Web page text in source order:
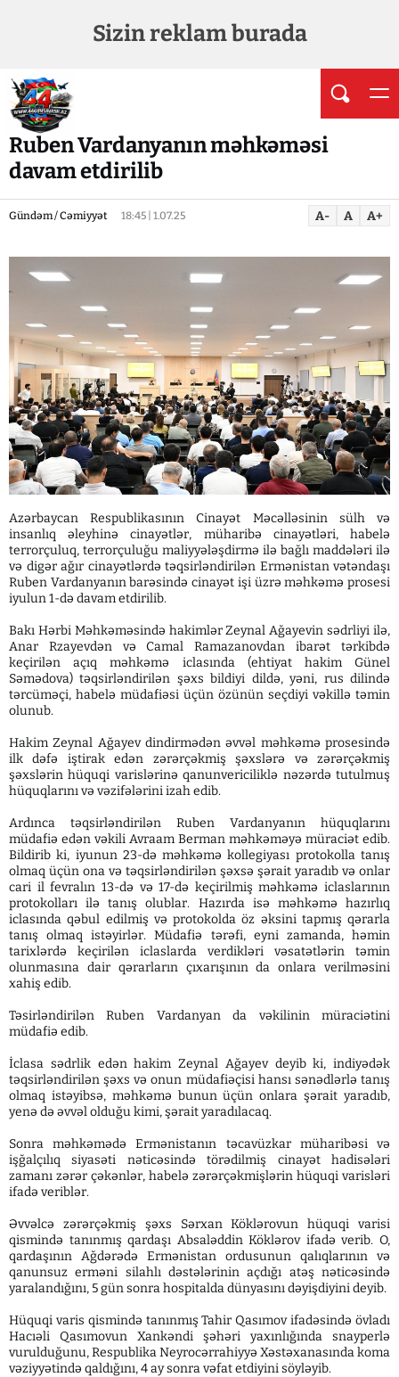
Sizin reklam burada
Ruben Vardanyanın məhkəməsi
davam etdirilib
Gündəm / Cəmiyyət 18:45 | 1.07.25 A- A A+
Azərbaycan Respublikasının Cinayət Məcəlləsinin sülh və
insanlıq əleyhinə cinayətlər, müharibə cinayətləri, habelə
terrorçuluq, terrorçuluğu maliyyələşdirmə ilə bağlı maddələri ilə
və digər ağır cinayətlərdə təqsirləndirilən Ermənistan vətəndaşı
Ruben Vardanyanın barəsində cinayət işi üzrə məhkəmə prosesi
iyulun 1-də davam etdirilib.
Bakı Hərbi Məhkəməsində hakimlər Zeynal Ağayevin sədrliyi ilə,
Anar Rzayevdən və Camal Ramazanovdan ibarət tərkibdə
keçirilən açıq məhkəmə iclasında (ehtiyat hakim Günel
Səmədova) təqsirləndirilən şəxs bildiyi dildə, yəni, rus dilində
tərcüməçi, habelə müdafiəsi üçün özünün seçdiyi vəkillə təmin
olunub.
Hakim Zeynal Ağayev dindirmədən əvvəl məhkəmə prosesində
ilk dəfə iştirak edən zərərçəkmiş şəxslərə və zərərçəkmiş
şəxslərin hüquqi varislərinə qanunvericiliklə nəzərdə tutulmuş
hüquqlarını və vəzifələrini izah edib.
Ardınca təqsirləndirilən Ruben Vardanyanın hüquqlarını
müdafiə edən vəkili Avraam Berman məhkəməyə müraciət edib.
Bildirib ki, iyunun 23-də məhkəmə kollegiyası protokolla tanış
olmaq üçün ona və təqsirləndirilən şəxsə şərait yaradıb və onlar
cari il fevralın 13-də və 17-də keçirilmiş məhkəmə iclaslarının
protokolları ilə tanış olublar. Hazırda isə məhkəmə hazırlıq
iclasında qəbul edilmiş və protokolda öz əksini tapmış qərarla
tanış olmaq istəyirlər. Müdafiə tərəfi, eyni zamanda, həmin
tarixlərdə keçirilən iclaslarda verdikləri vəsatətlərin təmin
olunmasına dair qərarların çıxarışının da onlara verilməsini
xahiş edib.
Təsirləndirilən Ruben Vardanyan da vəkilinin müraciətini
müdafiə edib.
İclasa sədrlik edən hakim Zeynal Ağayev deyib ki, indiyədək
təqsirləndirilən şəxs və onun müdafiəçisi hansı sənədlərlə tanış
olmaq istəyibsə, məhkəmə bunun üçün onlara şərait yaradıb,
yenə də əvvəl olduğu kimi, şərait yaradılacaq.
Sonra məhkəmədə Ermənistanın təcavüzkar müharibəsi və
işğalçılıq siyasəti nəticəsində törədilmiş cinayət hadisələri
zamanı zərər çəkənlər, habelə zərərçəkmişlərin hüquqi varisləri
ifadə veriblər.
Əvvəlcə zərərçəkmiş şəxs Sərxan Köklərovun hüquqi varisi
qismində tanınmış qardaşı Absaləddin Köklərov ifadə verib. O,
qardaşının Ağdərədə Ermənistan ordusunun qalıqlarının və
qanunsuz erməni silahlı dəstələrinin açdığı atəş nəticəsində
yaralandığını, 5 gün sonra hospitalda dünyasını dəyişdiyini deyib.
Hüquqi varis qismində tanınmış Tahir Qasımov ifadəsində övladı
Hacıəli Qasımovun Xankəndi şəhəri yaxınlığında snayperlə
vurulduğunu, Respublika Neyrocərrahiyyə Xəstəxanasında koma
vəziyyətində qaldığını, 4 ay sonra vəfat etdiyini söyləyib.